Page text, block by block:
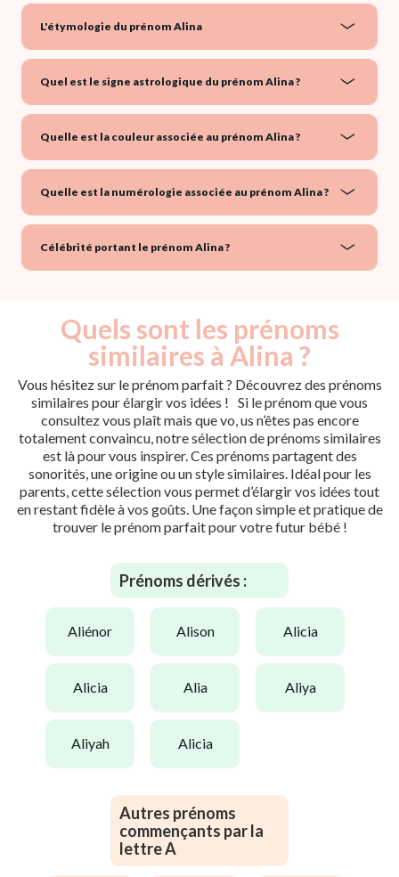
L'étymologie du prénom Alina
Quel est le signe astrologique du prénom Alina ?
Quelle est la couleur associée au prénom Alina ?
Quelle est la numérologie associée au prénom Alina ?
Célébrité portant le prénom Alina ?
Quels sont les prénoms
similaires à Alina ?
Vous hésitez sur le prénom parfait ? Découvrez des prénoms
similaires pour élargir vos idées ! Si le prénom que vous
consultez vous plaît mais que vo, us n’êtes pas encore
totalement convaincu, notre sélection de prénoms similaires
est là pour vous inspirer. Ces prénoms partagent des
sonorités, une origine ou un style similaires. Idéal pour les
parents, cette sélection vous permet d’élargir vos idées tout
en restant fidèle à vos goûts. Une façon simple et pratique de
trouver le prénom parfait pour votre futur bébé !
Prénoms dérivés :
aliénor alison alicia
alicia alia aliya
aliyah alicia
Autres prénoms
commençants par la
lettre A